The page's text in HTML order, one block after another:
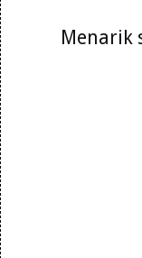
Menarik